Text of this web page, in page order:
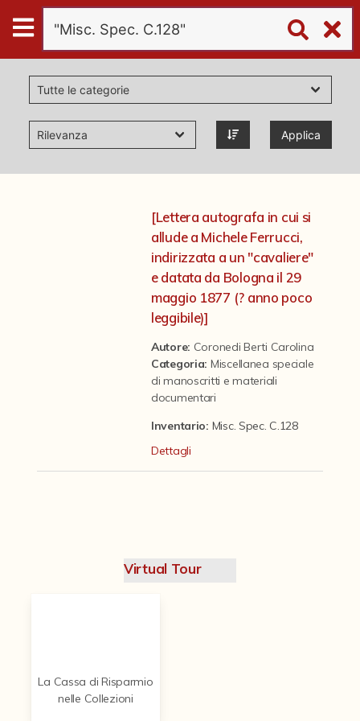
Digital
Humanities
Donazioni
Pubblicazioni
Il progetto Digital Humanities
Applica
[Lettera autografa in cui si
allude a Michele Ferrucci,
indirizzata a un "cavaliere"
e datata da Bologna il 29
maggio 1877 (? anno poco
leggibile)]
Autore: Coronedi Berti Carolina
Categoria: Miscellanea speciale
di manoscritti e materiali
documentari
Inventario: Misc. Spec. C.128
Dettagli
Virtual Tour
La Cassa di Risparmio
nelle Collezioni